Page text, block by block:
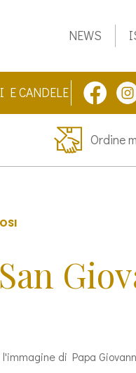
NEWS
E CANDELE
Ordine
di Papa